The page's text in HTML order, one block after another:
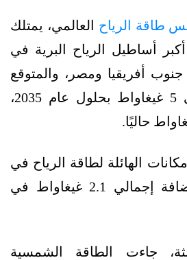
طاقة الرياح العالمي، يمتلك
أساطيل الرياح البرية في
جنوب أفريقيا ومصر، والمتوقع
أن تصل قدرته إلى 5 غيغاواط بحلول عام 2035،
الهائلة لطاقة الرياح في
المغرب تستطيع إضافة إجمالي 2.1 غيغاواط في
جاءت الطاقة الشمسية